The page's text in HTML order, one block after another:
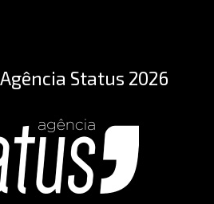
Status 2026